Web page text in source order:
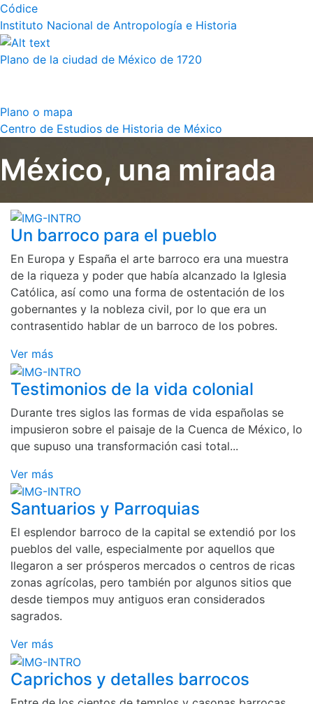
Códice
Instituto Nacional de Antropología e Historia
Plano de la ciudad de México de 1720
Plano o mapa
Centro de Estudios de Historia de México
México, una mirada
Un barroco para el pueblo
En Europa y España el arte barroco era una muestra
de la riqueza y poder que había alcanzado la Iglesia
Católica, así como una forma de ostentación de los
gobernantes y la nobleza civil, por lo que era un
contrasentido hablar de un barroco de los pobres.
Ver más
Testimonios de la vida colonial
Durante tres siglos las formas de vida españolas se
impusieron sobre el paisaje de la Cuenca de México, lo
que supuso una transformación casi total...
Ver más
Santuarios y Parroquias
El esplendor barroco de la capital se extendió por los
pueblos del valle, especialmente por aquellos que
llegaron a ser prósperos mercados o centros de ricas
zonas agrícolas, pero también por algunos sitios que
desde tiempos muy antiguos eran considerados
sagrados.
Ver más
Caprichos y detalles barrocos